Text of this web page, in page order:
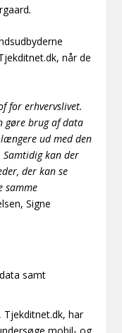
.
når de
for erhvervslivet.
gøre brug af data
ud med den
kan der
der kan se
samme
Signe
samt
Tjekditnet.dk, har
mobil- og